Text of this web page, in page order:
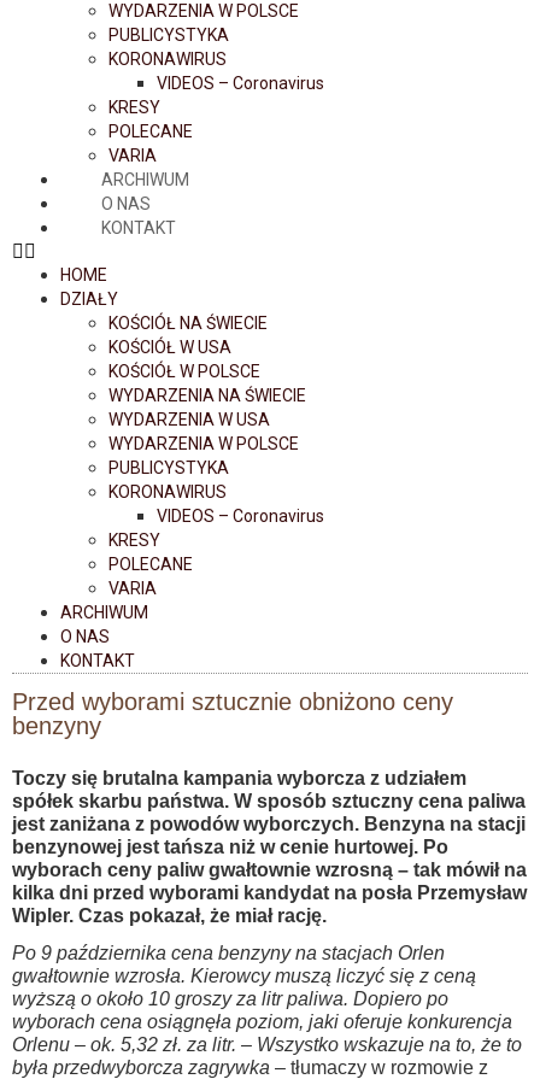
WYDARZENIA W POLSCE
PUBLICYSTYKA
KORONAWIRUS
VIDEOS – Coronavirus
KRESY
POLECANE
VARIA
ARCHIWUM
O NAS
KONTAKT
HOME
DZIAŁY
KOŚCIÓŁ NA ŚWIECIE
KOŚCIÓŁ W USA
KOŚCIÓŁ W POLSCE
WYDARZENIA NA ŚWIECIE
WYDARZENIA W USA
WYDARZENIA W POLSCE
PUBLICYSTYKA
KORONAWIRUS
VIDEOS – Coronavirus
KRESY
POLECANE
VARIA
ARCHIWUM
O NAS
KONTAKT
Przed wyborami sztucznie obniżono ceny
benzyny
Toczy się brutalna kampania wyborcza z udziałem
spółek skarbu państwa. W sposób sztuczny cena paliwa
jest zaniżana z powodów wyborczych. Benzyna na stacji
benzynowej jest tańsza niż w cenie hurtowej. Po
wyborach ceny paliw gwałtownie wzrosną – tak mówił na
kilka dni przed wyborami kandydat na posła Przemysław
Wipler. Czas pokazał, że miał rację.
Po 9 października cena benzyny na stacjach Orlen
gwałtownie wzrosła. Kierowcy muszą liczyć się z ceną
wyższą o około 10 groszy za litr paliwa. Dopiero po
wyborach cena osiągnęła poziom, jaki oferuje konkurencja
Orlenu – ok. 5,32 zł. za litr. – Wszystko wskazuje na to, że to
była przedwyborcza zagrywka – tłumaczy w rozmowie z